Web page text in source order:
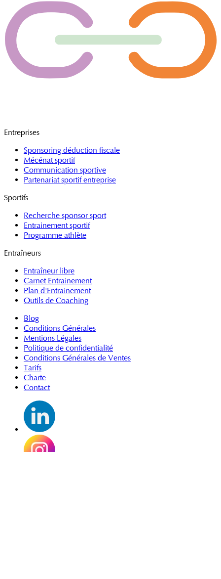
Entreprises
Sponsoring déduction fiscale
Mécénat sportif
Communication sportive
Partenariat sportif entreprise
Sportifs
Recherche sponsor sport
Entrainement sportif
Programme athlète
Entraîneurs
Entraîneur libre
Carnet Entrainement
Plan d'Entrainement
Outils de Coaching
Blog
Conditions Générales
Mentions Légales
Politique de confidentialité
Conditions Générales de Ventes
Tarifs
Charte
Contact